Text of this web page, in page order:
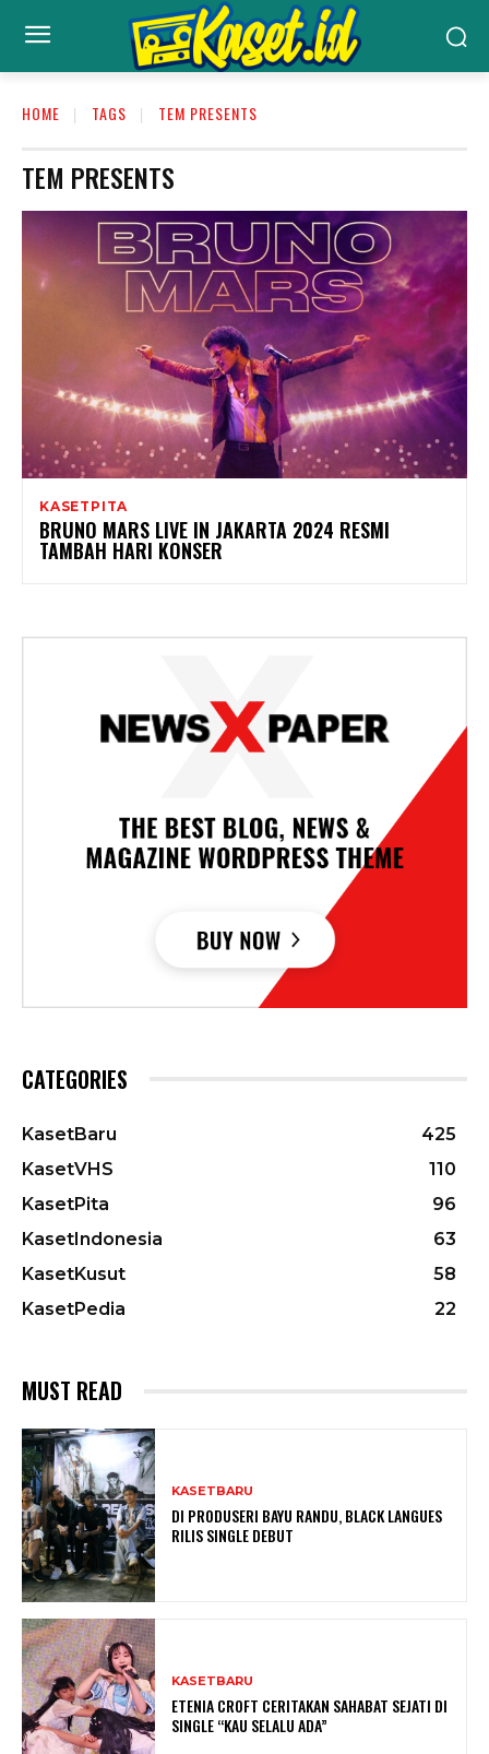
HOME TAGS TEM PRESENTS
TEM PRESENTS
KASETPITA
BRUNO MARS LIVE IN JAKARTA 2024 RESMI
TAMBAH HARI KONSER
CATEGORIES
KasetBaru
425
KasetVHS
110
KasetPita
96
KasetIndonesia
63
KasetKusut
58
KasetPedia
22
MUST READ
KASETBARU
DI PRODUSERI BAYU RANDU, BLACK LANGUES
RILIS SINGLE DEBUT
KASETBARU
ETENIA CROFT CERITAKAN SAHABAT SEJATI DI
SINGLE “KAU SELALU ADA”